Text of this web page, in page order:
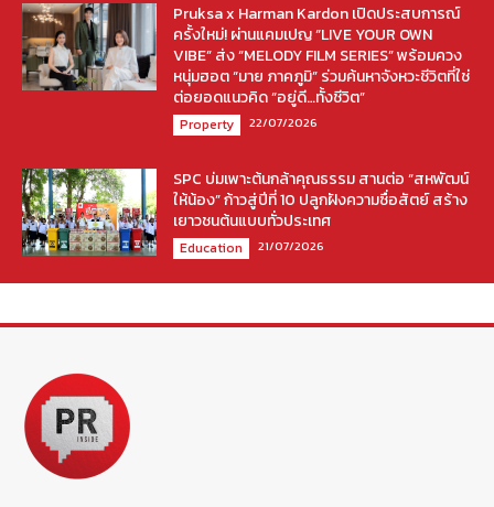
Pruksa x Harman Kardon เปิดประสบการณ์
ครั้งใหม่! ผ่านแคมเปญ “LIVE YOUR OWN
VIBE” ส่ง “MELODY FILM SERIES” พร้อมควง
หนุ่มฮอต “มาย ภาคภูมิ” ร่วมค้นหาจังหวะชีวิตที่ใช่
ต่อยอดแนวคิด “อยู่ดี…ทั้งชีวิต”
Property 22/07/2026
SPC บ่มเพาะต้นกล้าคุณธรรม สานต่อ “สหพัฒน์
ให้น้อง” ก้าวสู่ปีที่ 10 ปลูกฝังความซื่อสัตย์ สร้าง
เยาวชนต้นแบบทั่วประเทศ
Education 21/07/2026